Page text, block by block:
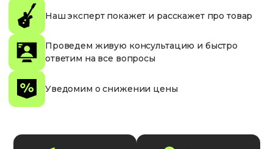
Наш эксперт покажет и расскажет про товар
Проведем живую консультацию и быстро
ответим на все вопросы
Уведомим о снижении цены